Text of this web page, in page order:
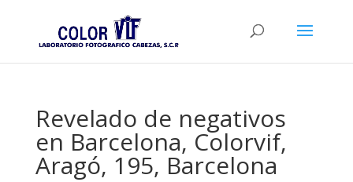
Revelado de negativos
en Barcelona, Colorvif,
Aragó, 195, Barcelona